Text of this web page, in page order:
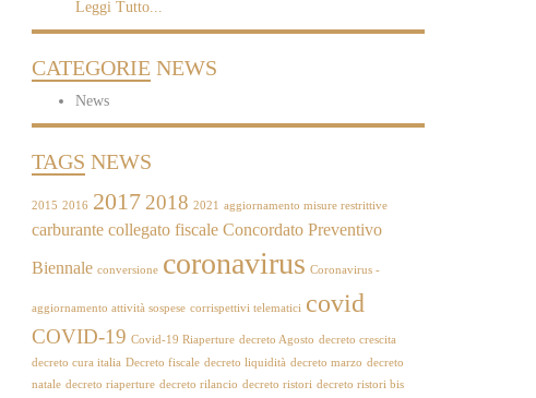
Leggi Tutto...
CATEGORIE NEWS
News
TAGS NEWS
2015 2016 2017 2018 2021 aggiornamento misure restrittive
carburante collegato fiscale Concordato Preventivo
Biennale conversione coronavirus Coronavirus -
aggiornamento attività sospese corrispettivi telematici covid
COVID-19 Covid-19 Riaperture decreto Agosto decreto crescita
decreto cura italia Decreto fiscale decreto liquidità decreto marzo decreto
natale decreto riaperture decreto rilancio decreto ristori decreto ristori bis